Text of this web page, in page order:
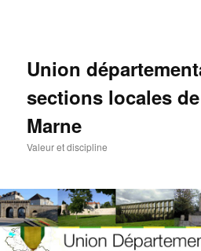
Union
sections locales
Marne
Valeur et discipline